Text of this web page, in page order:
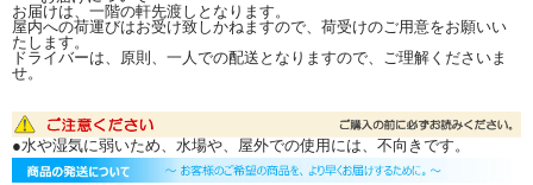
在庫品ですが、売り切れの場合は多少お時間をい
ただきます。
お届けは、一階の軒先渡しとなります。
屋内への荷運びはお受け致しかねますので、荷受けのご用意をお願いい
たします。
ドライバーは、原則、一人での配送となりますので、ご理解くださいま
せ。
●水や湿気に弱いため、水場や、屋外での使用には、不向きです。